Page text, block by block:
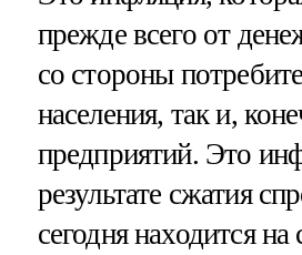
прежде всего от
со стороны
населения, так и,
предприятий. Это
результате сжатия
сегодня находится